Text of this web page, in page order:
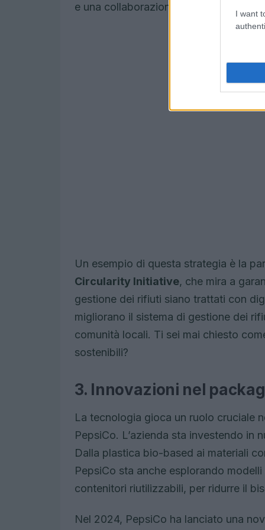
I want
e una collaborazione significativa si
Un esempio di questa strategia è la
Circularity Initiative, che mira a
gestione dei rifiuti siano trattati con
migliorano il sistema di gestione dei
comunità locali. Ti sei mai chiesto
sostenibili?
3. Innovazioni nel
La tecnologia gioca un ruolo cruciale
PepsiCo. L’azienda sta investendo in
Dalla plastica bio-based ai materiali
PepsiCo sta anche esplorando
contenitori riutilizzabili, per ridurre il
Nel 2024, PepsiCo ha lanciato una